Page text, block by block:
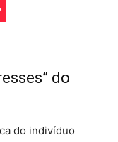
do
do indivíduo